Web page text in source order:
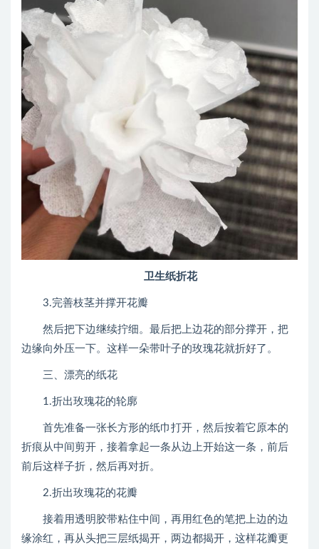
卫生纸折花
3.完善枝茎并撑开花瓣
然后把下边继续拧细。最后把上边花的部分撑开，把
边缘向外压一下。这样一朵带叶子的玫瑰花就折好了。
三、漂亮的纸花
1.折出玫瑰花的轮廓
首先准备一张长方形的纸巾打开，然后按着它原本的
折痕从中间剪开，接着拿起一条从边上开始这一条，前后
前后这样子折，然后再对折。
2.折出玫瑰花的花瓣
接着用透明胶带粘住中间，再用红色的笔把上边的边
缘涂红，再从头把三层纸揭开，两边都揭开，这样花瓣更